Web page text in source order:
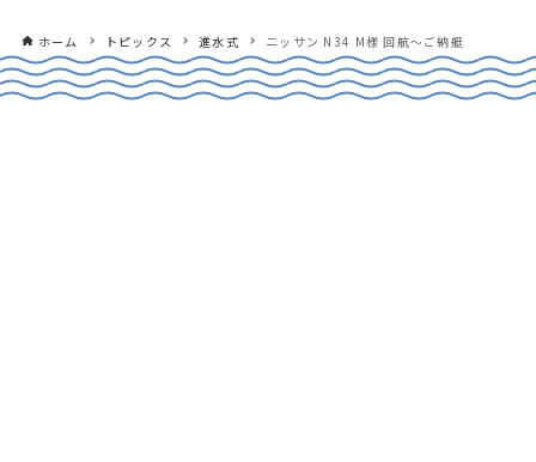
ホーム トピックス 進水式 ニッサン N34 M様 回航〜ご納艇